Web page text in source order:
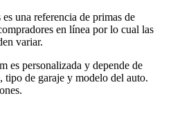
una referencia de primas de
en línea por lo cual las
variar.
es personalizada y depende de
tipo de garaje y modelo del auto.